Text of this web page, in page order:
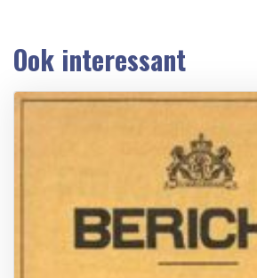
Ook interessant